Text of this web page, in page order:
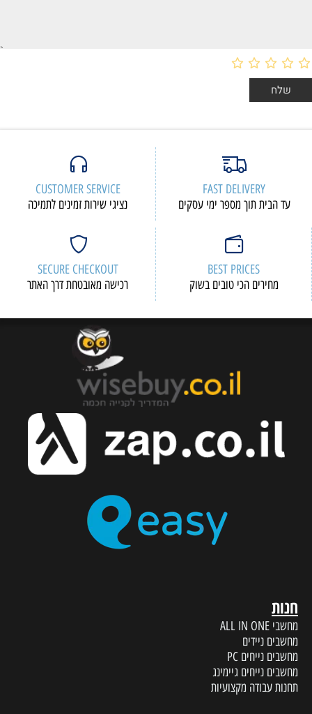
FAST DELIVERY
עד הבית תוך מספר ימי עסקים
CUSTOMER SERVICE
נציגי שירות זמינים לתמיכה
BEST PRICES
מחירים הכי טובים בשוק
SECURE CHECKOUT
רכישה מאובטחת דרך האתר
חנות
מחשבי ALL IN ONE
מחשבים ניידים
מחשבים נייחים PC
מחשבים נייחים גיימינג
תחנות עבודה מקצועיות